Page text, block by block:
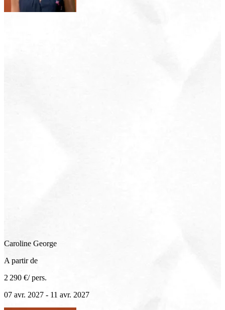
Caroline George
A partir de
2 290 €/ pers.
07 avr. 2027 - 11 avr. 2027